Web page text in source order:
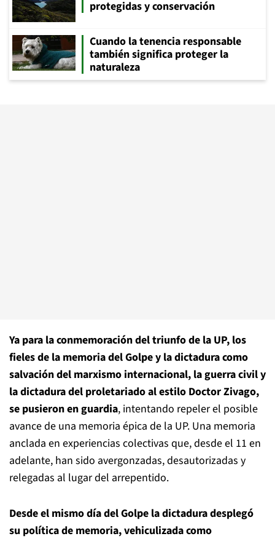
protegidas y conservación
Cuando la tenencia responsable
también significa proteger la
naturaleza
Ya para la conmemoración del triunfo de la UP, los
fieles de la memoria del Golpe y la dictadura como
salvación del marxismo internacional, la guerra civil y
la dictadura del proletariado al estilo Doctor Zivago,
se pusieron en guardia, intentando repeler el posible
avance de una memoria épica de la UP. Una memoria
anclada en experiencias colectivas que, desde el 11 en
adelante, han sido avergonzadas, desautorizadas y
relegadas al lugar del arrepentido.
Desde el mismo día del Golpe la dictadura desplegó
su política de memoria, vehiculizada como